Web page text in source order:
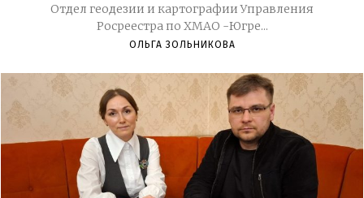
Отдел геодезии и картографии Управления
Росреестра по ХМАО -Югре...
ОЛЬГА ЗОЛЬНИКОВА